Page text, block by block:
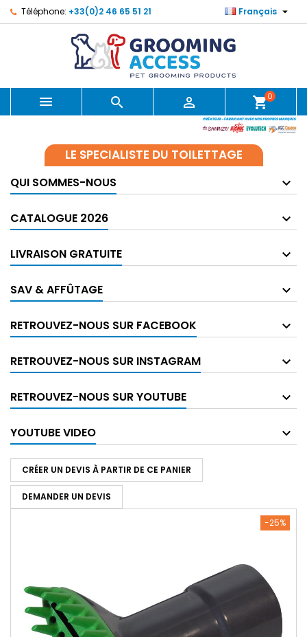
Téléphone: +33(0)2 46 65 51 21 Français 
   shopping_cart0
LE SPECIALISTE DU TOILETTAGE
QUI SOMMES-NOUS
CATALOGUE 2026
LIVRAISON GRATUITE
SAV & AFFÛTAGE
RETROUVEZ-NOUS SUR FACEBOOK
RETROUVEZ-NOUS SUR INSTAGRAM
RETROUVEZ-NOUS SUR YOUTUBE
YOUTUBE VIDEO
CRÉER UN DEVIS À PARTIR DE CE PANIER
DEMANDER UN DEVIS
-25%